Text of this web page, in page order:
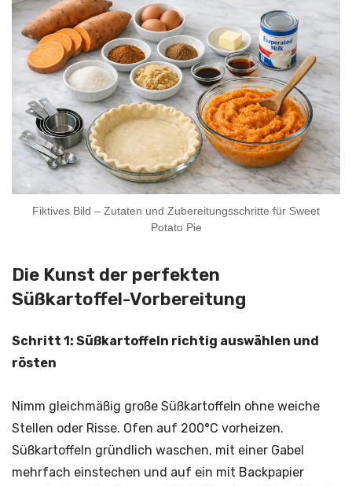
Fiktives Bild – Zutaten und Zubereitungsschritte für Sweet
Potato Pie
Die Kunst der perfekten
Süßkartoffel-Vorbereitung
Schritt 1: Süßkartoffeln richtig auswählen und
rösten
Nimm gleichmäßig große Süßkartoffeln ohne weiche
Stellen oder Risse. Ofen auf 200°C vorheizen.
Süßkartoffeln gründlich waschen, mit einer Gabel
mehrfach einstechen und auf ein mit Backpapier